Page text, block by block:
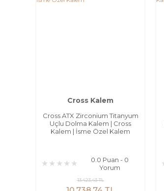
Cross Kalem
Cross ATX Zirconium Titanyum
Uçlu Dolma Kalem | Cross
Kalem | İsme Özel Kalem
0.0 Puan - 0
Yorum
13.423,43 TL